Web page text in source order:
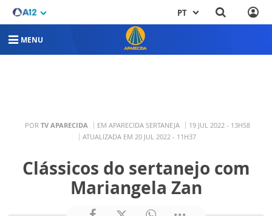
PT
MENU
POR TV APARECIDA EM APARECIDA SERTANEJA
19 JUL 2022 - 13H58
ATUALIZADA EM 20 JUL 2022 - 11H37
Clássicos do sertanejo com
Mariangela Zan